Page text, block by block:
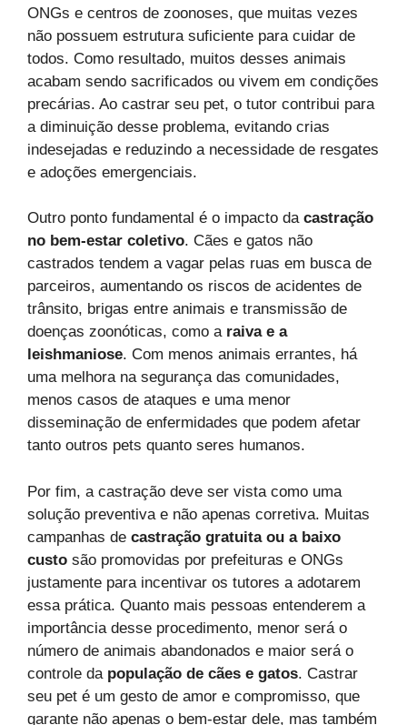
ONGs e centros de zoonoses, que muitas vezes
não possuem estrutura suficiente para cuidar de
todos. Como resultado, muitos desses animais
acabam sendo sacrificados ou vivem em condições
precárias. Ao castrar seu pet, o tutor contribui para
a diminuição desse problema, evitando crias
indesejadas e reduzindo a necessidade de resgates
e adoções emergenciais.
Outro ponto fundamental é o impacto da castração
no bem-estar coletivo. Cães e gatos não
castrados tendem a vagar pelas ruas em busca de
parceiros, aumentando os riscos de acidentes de
trânsito, brigas entre animais e transmissão de
doenças zoonóticas, como a raiva e a
leishmaniose. Com menos animais errantes, há
uma melhora na segurança das comunidades,
menos casos de ataques e uma menor
disseminação de enfermidades que podem afetar
tanto outros pets quanto seres humanos.
Por fim, a castração deve ser vista como uma
solução preventiva e não apenas corretiva. Muitas
campanhas de castração gratuita ou a baixo
custo são promovidas por prefeituras e ONGs
justamente para incentivar os tutores a adotarem
essa prática. Quanto mais pessoas entenderem a
importância desse procedimento, menor será o
número de animais abandonados e maior será o
controle da população de cães e gatos. Castrar
seu pet é um gesto de amor e compromisso, que
garante não apenas o bem-estar dele, mas também